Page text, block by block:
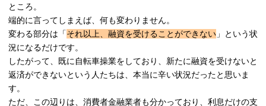
ところ。
端的に言ってしまえば、何も変わりません。
変わる部分は「それ以上、融資を受けることができない 」という状
況になるだけです。
したがって、既に自転車操業をしており、新たに融資を受けないと
返済ができないという人たちは、本当に辛い状況だったと思いま
す。
ただ、この辺りは、消費者金融業者も分かっており、利息だけの支